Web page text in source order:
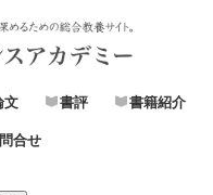
文 書評 書籍紹介
合せ